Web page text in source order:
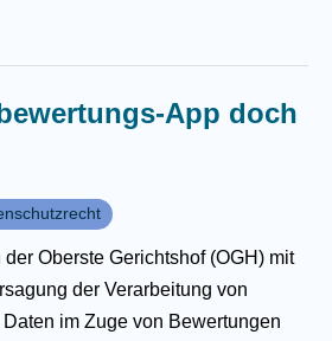
App doch
der Oberste Gerichtshof (OGH) mit
der Verarbeitung von
im Zuge von Bewertungen